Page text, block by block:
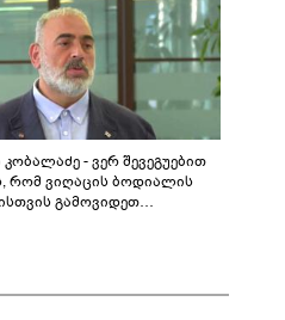
დაკავებული
დედა მიმართვას
ამბავი ჩემს ოჯახს, ჩემს
თავს, მის მერე მე მე არ
გიორგი ბარამიძის მიერ
შესახებ გაკეთებულ
-
კობალაძე - ვერ შევეგუებით
რომ ვიღაცის ბოდიალის
გამოვიდეთ